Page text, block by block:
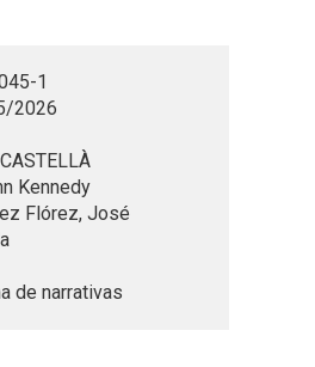
1
2026
Kennedy
Flórez, José
de narrativas